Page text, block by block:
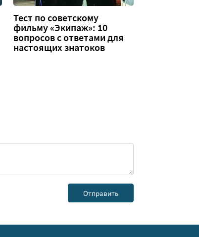
Тест по советскому
фильму «Экипаж»: 10
вопросов с ответами для
настоящих знатоков